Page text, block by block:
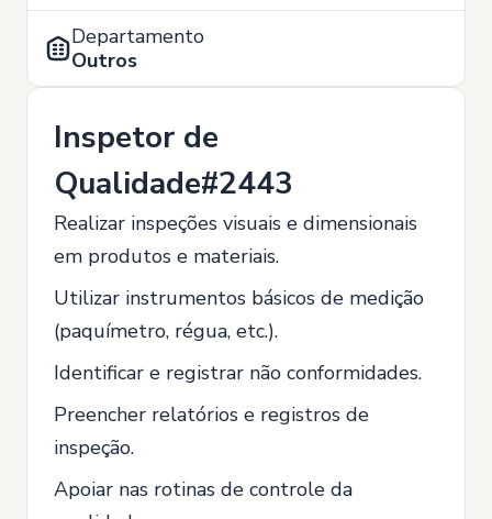
Departamento
Outros
Inspetor de
Qualidade#2443
Realizar inspeções visuais e dimensionais
em produtos e materiais.
Utilizar instrumentos básicos de medição
(paquímetro, régua, etc.).
Identificar e registrar não conformidades.
Preencher relatórios e registros de
inspeção.
Apoiar nas rotinas de controle da